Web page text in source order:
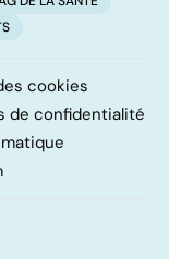
cookies
de confidentialité